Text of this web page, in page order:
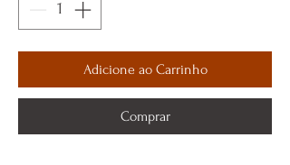
Adicione ao Carrinho
Comprar